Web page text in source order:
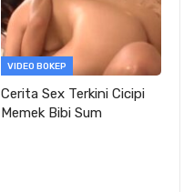
VIDEO BOKEP
Cerita Sex Terkini Cicipi
Memek Bibi Sum